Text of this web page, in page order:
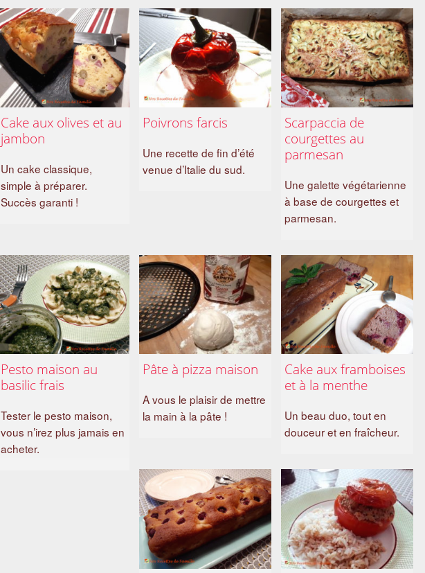
Cake aux olives et au
jambon
Un cake classique,
simple à préparer.
Succès garanti !
Poivrons farcis
Une recette de fin d’été
venue d’Italie du sud.
Scarpaccia de
courgettes au
parmesan
Une galette végétarienne
à base de courgettes et
parmesan.
Pesto maison au
basilic frais
Tester le pesto maison,
vous n’irez plus jamais en
acheter.
Pâte à pizza maison
A vous le plaisir de mettre
la main à la pâte !
Cake aux framboises
et à la menthe
Un beau duo, tout en
douceur et en fraîcheur.